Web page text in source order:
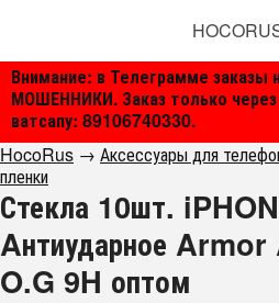
Внимание: в Телеграмме заказы
МОШЕННИКИ. Заказ только через
ватсапу: 89106740330.
HocoRus → Аксессуары для
пленки
Стекла 10шт.
Aнтиударное
O.G 9H оптом